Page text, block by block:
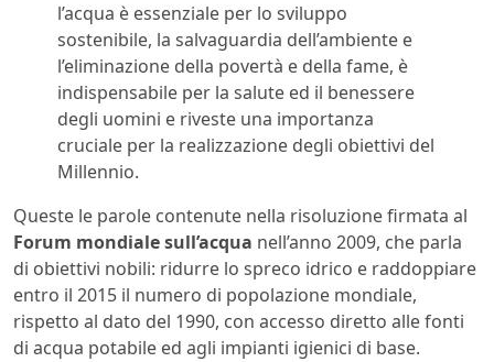
l’acqua è essenziale per lo sviluppo
sostenibile, la salvaguardia dell’ambiente e
l’eliminazione della povertà e della fame, è
indispensabile per la salute ed il benessere
degli uomini e riveste una importanza
cruciale per la realizzazione degli obiettivi del
Millennio.
Queste le parole contenute nella risoluzione firmata al
Forum mondiale sull’acqua nell’anno 2009, che parla
di obiettivi nobili: ridurre lo spreco idrico e raddoppiare
entro il 2015 il numero di popolazione mondiale,
rispetto al dato del 1990, con accesso diretto alle fonti
di acqua potabile ed agli impianti igienici di base.